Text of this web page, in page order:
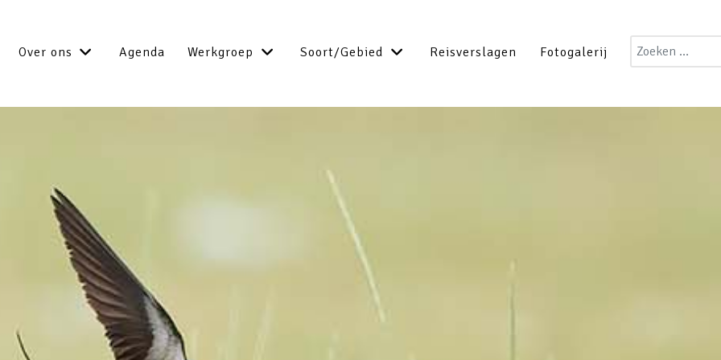
Over ons Agenda Werkgroep Soort/Gebied Reisverslagen Fotogalerij
Zoeken